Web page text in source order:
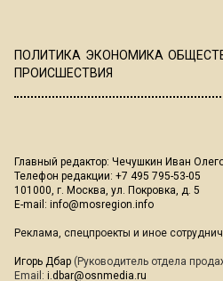
ПОЛИТИКА ЭКОНОМИКА
ПРОИСШЕСТВИЯ
Главный редактор: Чечушкин Иван
Телефон редакции: +7 495 795-53-05
101000, г. Москва, ул. Покровка, д. 5
E-mail: info@mosregion.info
Реклама, спецпроекты и иное
Игорь Дбар (Руководитель отдела
Email: i.dbar@osnmedia.ru